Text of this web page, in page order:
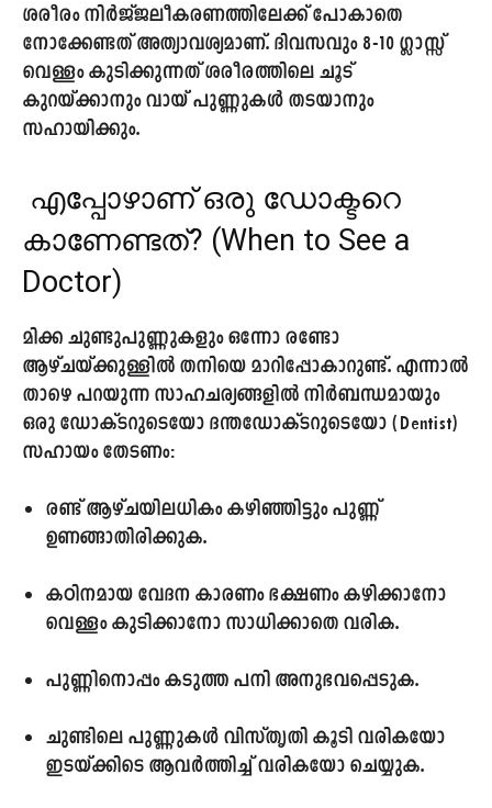
ശരീരം നിർജ്ജലീകരണത്തിലേക്ക് പോകാതെ
നോക്കേണ്ടത് അത്യാവശ്യമാണ്. ദിവസവും 8-10 ഗ്ലാസ്സ്
വെള്ളം കുടിക്കുന്നത് ശരീരത്തിലെ ചൂട്
കുറയ്ക്കാനും വായ് പുണ്ണുകൾ തടയാനും
സഹായിക്കും.
എപ്പോഴാണ് ഒരു ഡോക്ടറെ
കാണേണ്ടത്? (When to See a
Doctor)
മിക്ക ചുണ്ടുപുണ്ണുകളും ഒന്നോ രണ്ടോ
ആഴ്ചയ്ക്കുള്ളിൽ തനിയെ മാറിപ്പോകാറുണ്ട്. എന്നാൽ
താഴെ പറയുന്ന സാഹചര്യങ്ങളിൽ നിർബന്ധമായും
ഒരു ഡോക്ടറുടെയോ ദന്തഡോക്ടറുടെയോ (Dentist)
സഹായം തേടണം:
രണ്ട് ആഴ്ചയിലധികം കഴിഞ്ഞിട്ടും പുണ്ണ്
ഉണങ്ങാതിരിക്കുക.
കഠിനമായ വേദന കാരണം ഭക്ഷണം കഴിക്കാനോ
വെള്ളം കുടിക്കാനോ സാധിക്കാതെ വരിക.
പുണ്ണിനൊപ്പം കടുത്ത പനി അനുഭവപ്പെടുക.
ചുണ്ടിലെ പുണ്ണുകൾ വിസ്തൃതി കൂടി വരികയോ
ഇടയ്ക്കിടെ ആവർത്തിച്ച് വരികയോ ചെയ്യുക.